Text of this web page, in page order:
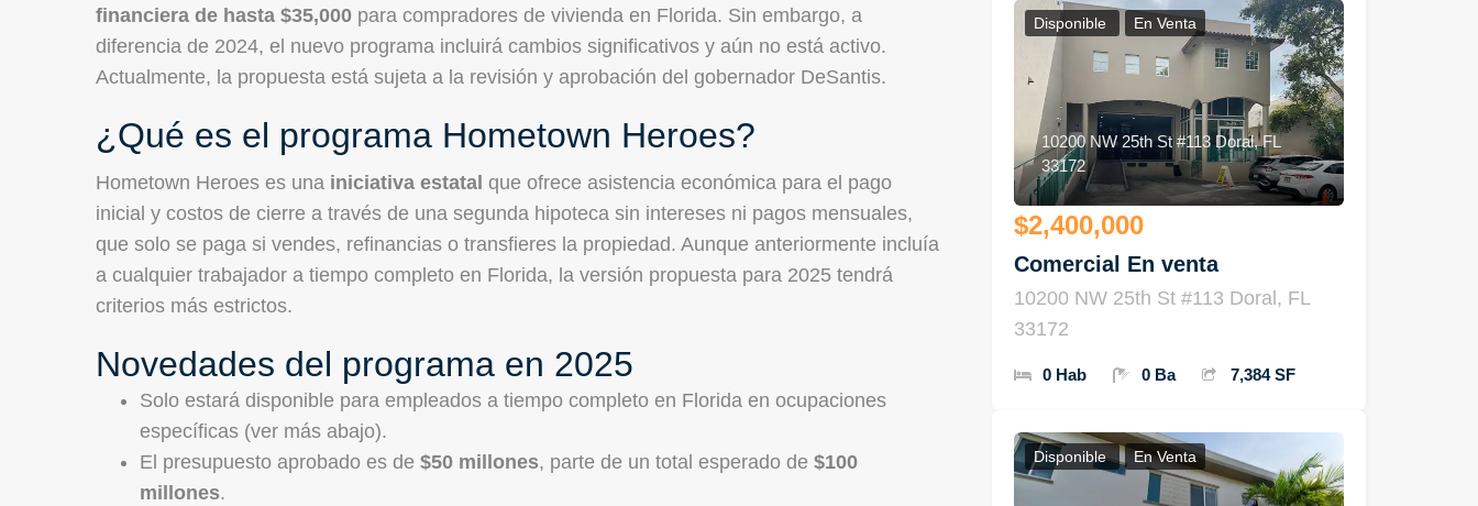
financiera de hasta $35,000 para compradores de vivienda en Florida. Sin embargo, a
diferencia de 2024, el nuevo programa incluirá cambios significativos y aún no está activo.
Actualmente, la propuesta está sujeta a la revisión y aprobación del gobernador DeSantis.
¿Qué es el programa Hometown Heroes?
Hometown Heroes es una iniciativa estatal que ofrece asistencia económica para el pago
inicial y costos de cierre a través de una segunda hipoteca sin intereses ni pagos mensuales,
que solo se paga si vendes, refinancias o transfieres la propiedad. Aunque anteriormente incluía
a cualquier trabajador a tiempo completo en Florida, la versión propuesta para 2025 tendrá
criterios más estrictos.
Novedades del programa en 2025
Solo estará disponible para empleados a tiempo completo en Florida en ocupaciones
específicas (ver más abajo).
El presupuesto aprobado es de $50 millones, parte de un total esperado de $100
millones.
Disponible En Venta
10200 NW 25th St #113 Doral, FL
33172
$2,400,000
Comercial En venta
10200 NW 25th St #113 Doral, FL
33172
0 Hab 0 Ba 7,384 SF
Disponible En Venta